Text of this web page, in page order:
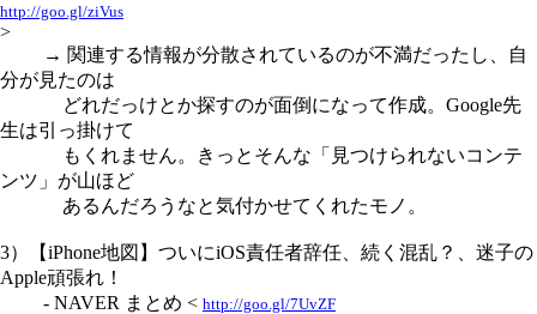
http://goo.gl/ziVus
>
→ 関連する情報が分散されているのが不満だったし、自
分が見たのは
どれだっけとか探すのが面倒になって作成。Google先
生は引っ掛けて
もくれません。きっとそんな「見つけられないコンテ
ンツ」が山ほど
あるんだろうなと気付かせてくれたモノ。
3）【iPhone地図】ついにiOS責任者辞任、続く混乱？、迷子の
Apple頑張れ！
- NAVER まとめ < http://goo.gl/7UvZF